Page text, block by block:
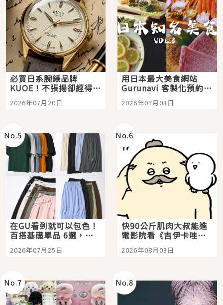
必買日系腕錶品牌
KUOE！不張揚卻經得起
時間洗鍊的經典之作五
選
2026年07月20日
用日本最大美食網站
Gurunavi 客製化預約九
大都市餐廳，打造專屬
美食體驗！
2026年07月03日
No.5
在GU看到就可以包色！
百搭基礎單品 6選，閉
眼全收也不心疼
2026年07月25日
No.6
快90公斤肌肉大叔能進
電影院看《吉伊卡哇》
嗎？日本重金屬樂團
「打首」會長與nagano
2026年08月03日
No.7 No.8